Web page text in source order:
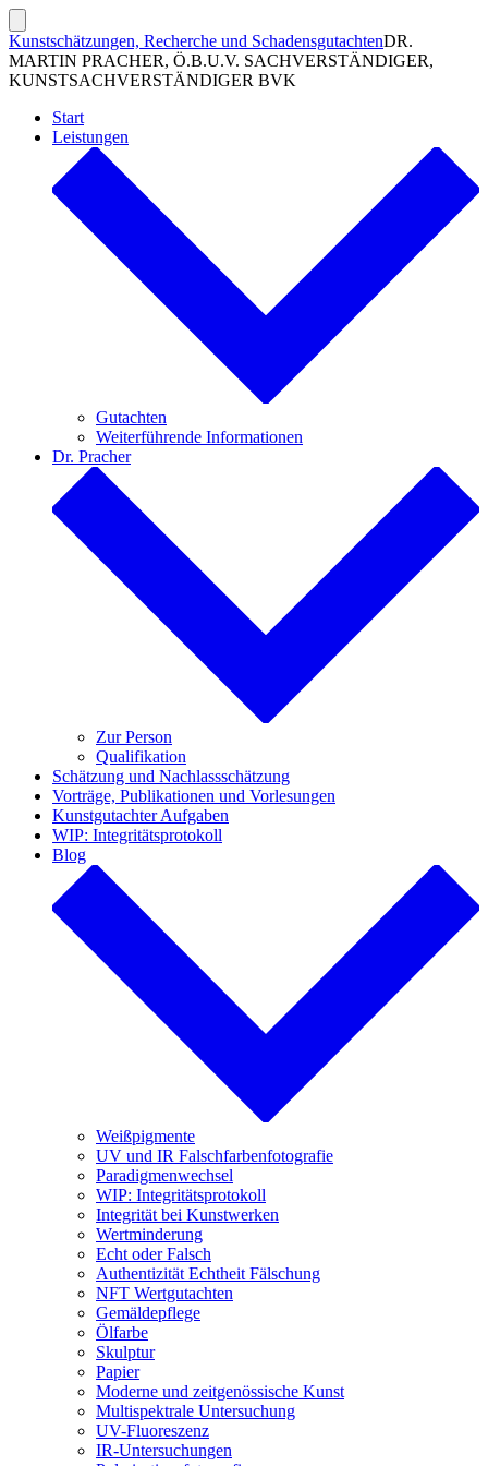
Zum
Inhalt
springen
Suche
ein-/ausblenden
Kunstschätzungen, Recherche und SchadensgutachtenDR.
MARTIN PRACHER, Ö.B.U.V. SACHVERSTÄNDIGER,
KUNSTSACHVERSTÄNDIGER BVK
Start
Leistungen
Gutachten
Weiterführende Informationen
Dr. Pracher
Zur Person
Qualifikation
Schätzung und Nachlassschätzung
Vorträge, Publikationen und Vorlesungen
Kunstgutachter Aufgaben
WIP: Integritätsprotokoll
Blog
Weißpigmente
UV und IR Falschfarbenfotografie
Paradigmenwechsel
WIP: Integritätsprotokoll
Integrität bei Kunstwerken
Wertminderung
Echt oder Falsch
Authentizität Echtheit Fälschung
NFT Wertgutachten
Gemäldepflege
Ölfarbe
Skulptur
Papier
Moderne und zeitgenössische Kunst
Multispektrale Untersuchung
UV-Fluoreszenz
IR-Untersuchungen